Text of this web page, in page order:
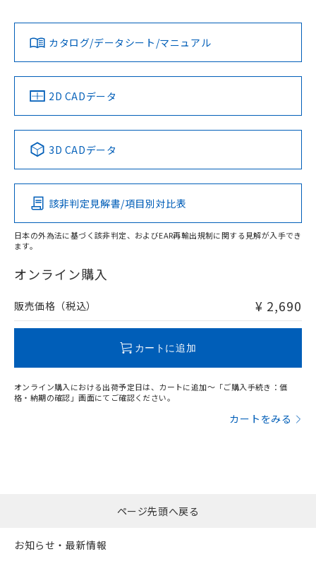
ダウンロードデータをご利用いただく前に、以下を必ずお読
みください。
ソフトウェアの使用条件
対応済み
中国 RoHS 注意事項・凡例
Pb Hg Cd Cr(VI)
O
在庫等で未対応品が混在する可能性があります。
問い合わせください。
カタログ/データシート/マニュアル
2D CADデータ
3D CADデータ
該非判定見解書/項目別対比表
日本の外為法に基づく該非判定、およびEAR再輸出規制に関する見解が入手でき
ます。
オンライン購入
販売価格（税込） ¥ 2,690
カートに追加
オンライン購入における出荷予定日は、カートに追加～「ご購入手続き：価
格・納期の確認」画面にてご確認ください。
カートをみる
ページ先頭へ戻る
お知らせ・最新情報